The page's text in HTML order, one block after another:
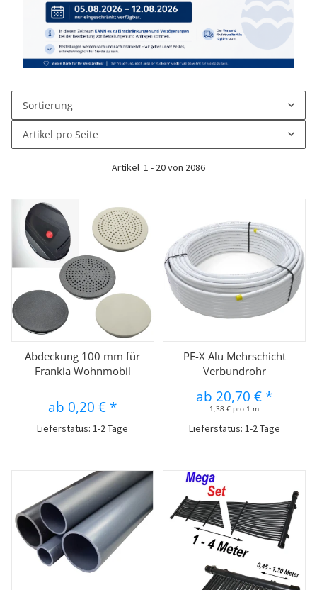
Sortierung
Artikel pro Seite
Artikel 1 - 20von 2086
Abdeckung 100 mm für
Frankia Wohnmobil
ab 0,20 € *
Lieferstatus: 1-2 Tage
PE-X Alu Mehrschicht
Verbundrohr
ab 20,70 € *
1,38 € pro 1 m
Lieferstatus: 1-2 Tage